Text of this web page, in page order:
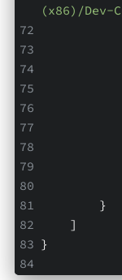
(x86)/Dev-
        }
    ]
}